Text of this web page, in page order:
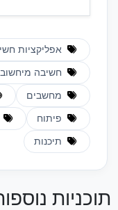
אפליקציות
חשיבה
מחשבים
פיתוח
תיכנות
תוכניות